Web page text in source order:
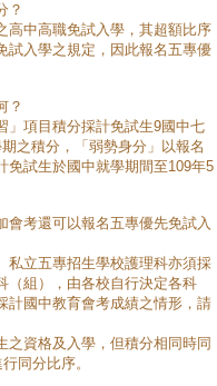
？
高中高職免試入學，其超額比序
試入學之規定，因此報名五專優
？
」項目積分採計免試生9國中七
之積分，「弱勢身分」以報名
免試生於國中就學期間至109年5
會考還可以報名五專優先免試入
私立五專招生學校護理科亦須採
（組），由各校自行決定各科
計國中教育會考成績之情形，請
之資格及入學，但積分相同時同
同分比序。